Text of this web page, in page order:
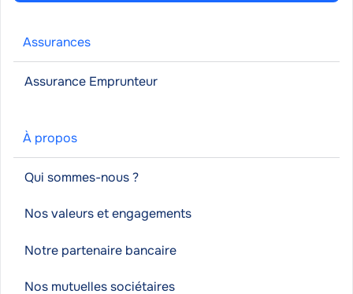
Assurances
Assurance Emprunteur
À propos
Qui sommes-nous ?
Nos valeurs et engagements
Notre partenaire bancaire
Nos mutuelles sociétaires